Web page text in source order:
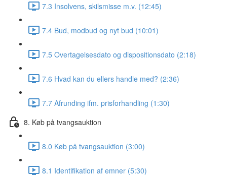
7.3 Insolvens, skilsmisse m.v. (12:45)
7.4 Bud, modbud og nyt bud (10:01)
7.5 Overtagelsesdato og dispositionsdato (2:18)
7.6 Hvad kan du ellers handle med? (2:36)
7.7 Afrunding ifm. prisforhandling (1:30)
8. Køb på tvangsauktion
8.0 Køb på tvangsauktion (3:00)
8.1 Identifikation af emner (5:30)